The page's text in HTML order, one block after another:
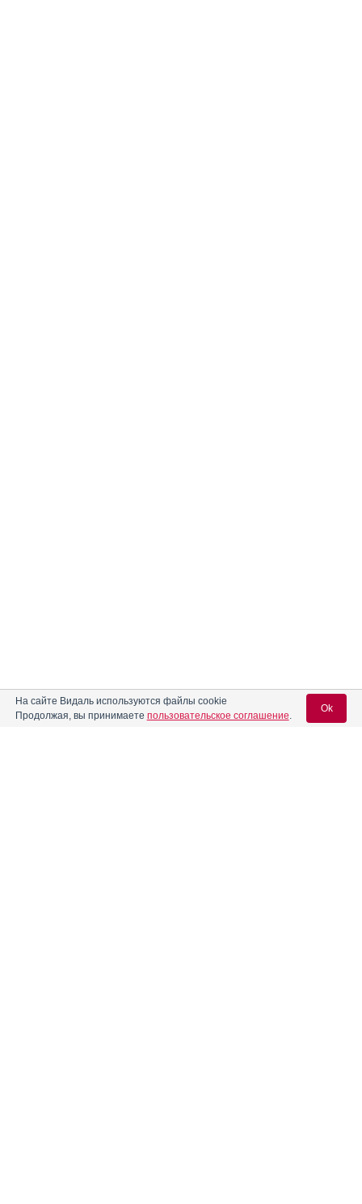
На сайте Видаль используются файлы cookie
Продолжая, вы принимаете пользовательское соглашение.
Ok